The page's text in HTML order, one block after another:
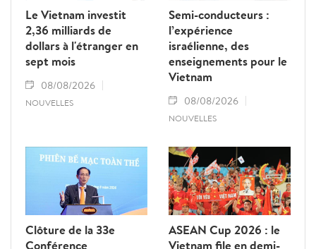
Le Vietnam investit
2,36 milliards de
dollars à l'étranger en
sept mois
08/08/2026
NOUVELLES
Semi-conducteurs :
l’expérience
israélienne, des
enseignements pour le
Vietnam
08/08/2026
NOUVELLES
Clôture de la 33e
Conférence
ASEAN Cup 2026 : le
Vietnam file en demi-